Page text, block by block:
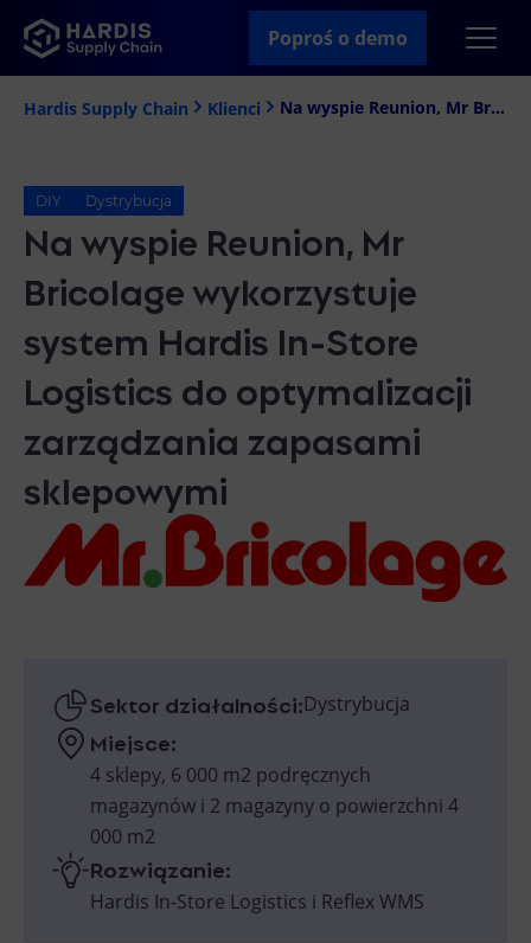
Poproś o demo
Hardis Supply Chain Klienci Na wyspie Reunion, Mr Bricolage wykorzystuje system Hardis In-Store Logistics do optymalizacji zarządzania zapasami sklepowymi
DIY Dystrybucja
Na wyspie Reunion, Mr
Bricolage wykorzystuje
system Hardis In-Store
Logistics do optymalizacji
zarządzania zapasami
sklepowymi
Sektor działalności:Dystrybucja
Miejsce:
4 sklepy, 6 000 m2 podręcznych
magazynów i 2 magazyny o powierzchni 4
000 m2
Rozwiązanie:
Hardis In-Store Logistics i Reflex WMS